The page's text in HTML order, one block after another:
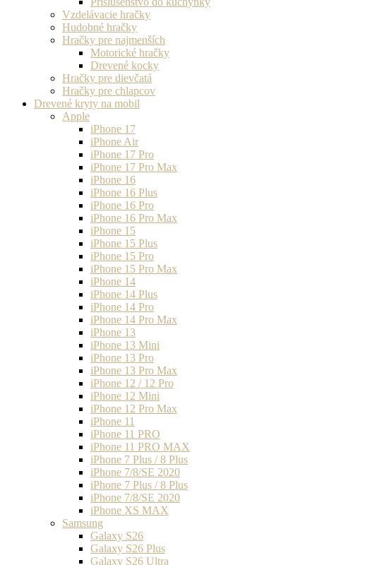
Vzdelávacie hračky
Hudobné hračky
Hračky pre najmenších
Motorické hračky
Drevené kocky
Hračky pre dievčatá
Hračky pre chlapcov
Drevené kryty na mobil
Apple
iPhone 17
iPhone Air
iPhone 17 Pro
iPhone 17 Pro Max
iPhone 16
iPhone 16 Plus
iPhone 16 Pro
iPhone 16 Pro Max
iPhone 15
iPhone 15 Plus
iPhone 15 Pro
iPhone 15 Pro Max
iPhone 14
iPhone 14 Plus
iPhone 14 Pro
iPhone 14 Pro Max
iPhone 13
iPhone 13 Mini
iPhone 13 Pro
iPhone 13 Pro Max
iPhone 12 / 12 Pro
iPhone 12 Mini
iPhone 12 Pro Max
iPhone 11
iPhone 11 PRO
iPhone 11 PRO MAX
iPhone 7 Plus / 8 Plus
iPhone 7/8/SE 2020
iPhone 7 Plus / 8 Plus
iPhone 7/8/SE 2020
iPhone XS MAX
Samsung
Galaxy S26
Galaxy S26 Plus
Galaxy S26 Ultra